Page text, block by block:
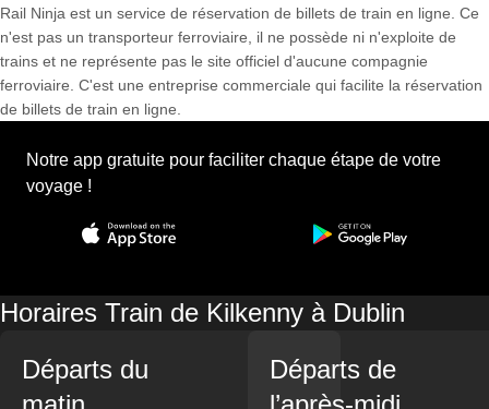
Rail Ninja est un service de réservation de billets de train en ligne. Ce
n'est pas un transporteur ferroviaire, il ne possède ni n'exploite de
trains et ne représente pas le site officiel d'aucune compagnie
ferroviaire. C'est une entreprise commerciale qui facilite la réservation
de billets de train en ligne.
Notre app gratuite pour faciliter chaque étape de votre
voyage !
Horaires Train de Kilkenny à Dublin
Départs du
Départs de